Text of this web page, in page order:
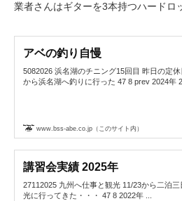
業者さんはギターを3本持つハードロ
アベの釣り自慢
5082026 浜名湖のチニング15回目 昨日の定
から浜名湖へ釣りに行った 47 8 prev 2024年
www.bss-abe.co.jp（このサイト内）
講習会実績 2025年
27112025 九州へ仕事と観光 11/23から二泊
光に行ってきた・・・ 47 8 2022年 ...